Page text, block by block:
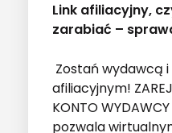
Link afiliacyjny,
zarabiać –
Zostań wydawcą
afiliacyjnym!
KONTO
pozwala